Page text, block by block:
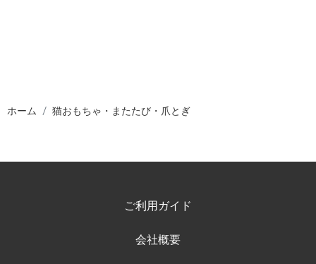
ホーム 猫おもちゃ・またたび・爪とぎ
ご利用ガイド
会社概要